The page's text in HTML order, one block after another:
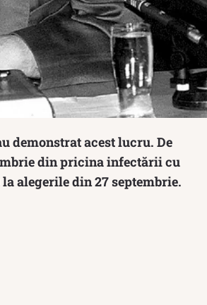
demonstrat acest lucru. De
din pricina infectării cu
alegerile din 27 septembrie.